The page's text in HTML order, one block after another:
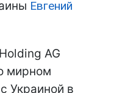
Евгений
AG
мирном
Украиной в